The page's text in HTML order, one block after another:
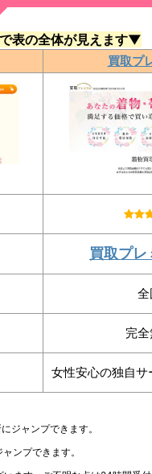
表の全体が見えます▼
買取プ
買取プレ
全
完
女性安心の独自
ジャンプできます。
ンプできます。